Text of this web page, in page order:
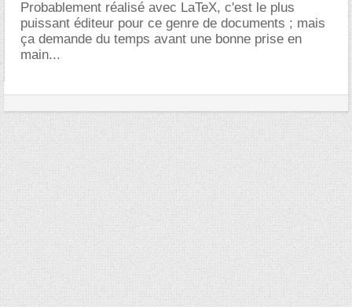
Probablement réalisé avec LaTeX, c'est le plus
puissant éditeur pour ce genre de documents ; mais
ça demande du temps avant une bonne prise en
main...